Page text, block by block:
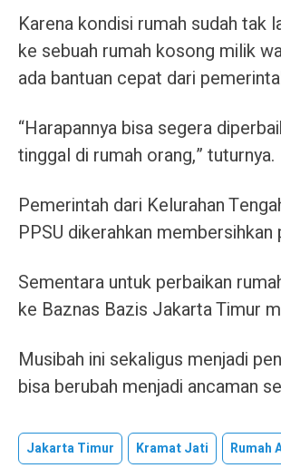
Karena kondisi rumah sudah tak
ke sebuah rumah kosong milik
ada bantuan cepat dari
“Harapannya bisa segera
tinggal di rumah orang,” tuturnya.
Pemerintah dari Kelurahan
PPSU dikerahkan
Sementara untuk perbaikan
ke Baznas Bazis Jakarta Timur
Musibah ini sekaligus menjadi
bisa berubah menjadi ancaman
Jakarta Timur Kramat Jati Rumah